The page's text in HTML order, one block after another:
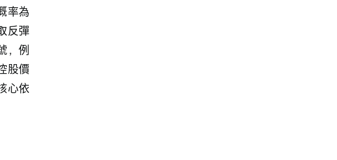
率為
反彈
，例
股價
心依